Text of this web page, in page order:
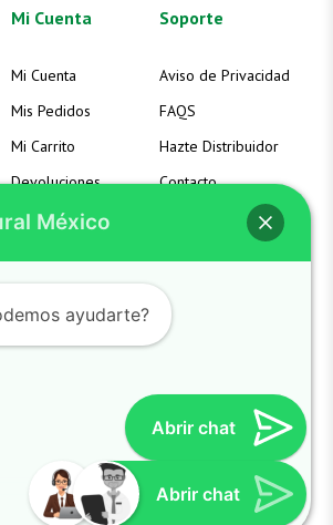
Mi Cuenta
Mi Cuenta
Mis Pedidos
Mi Carrito
Devoluciones
Detalles de la Cuenta
Soporte
Aviso de Privacidad
FAQS
Hazte Distribuidor
Contacto
SN. All Rights Reserved
México
ayudarte?
Abrir chat
Cynthia
Atención al cliente